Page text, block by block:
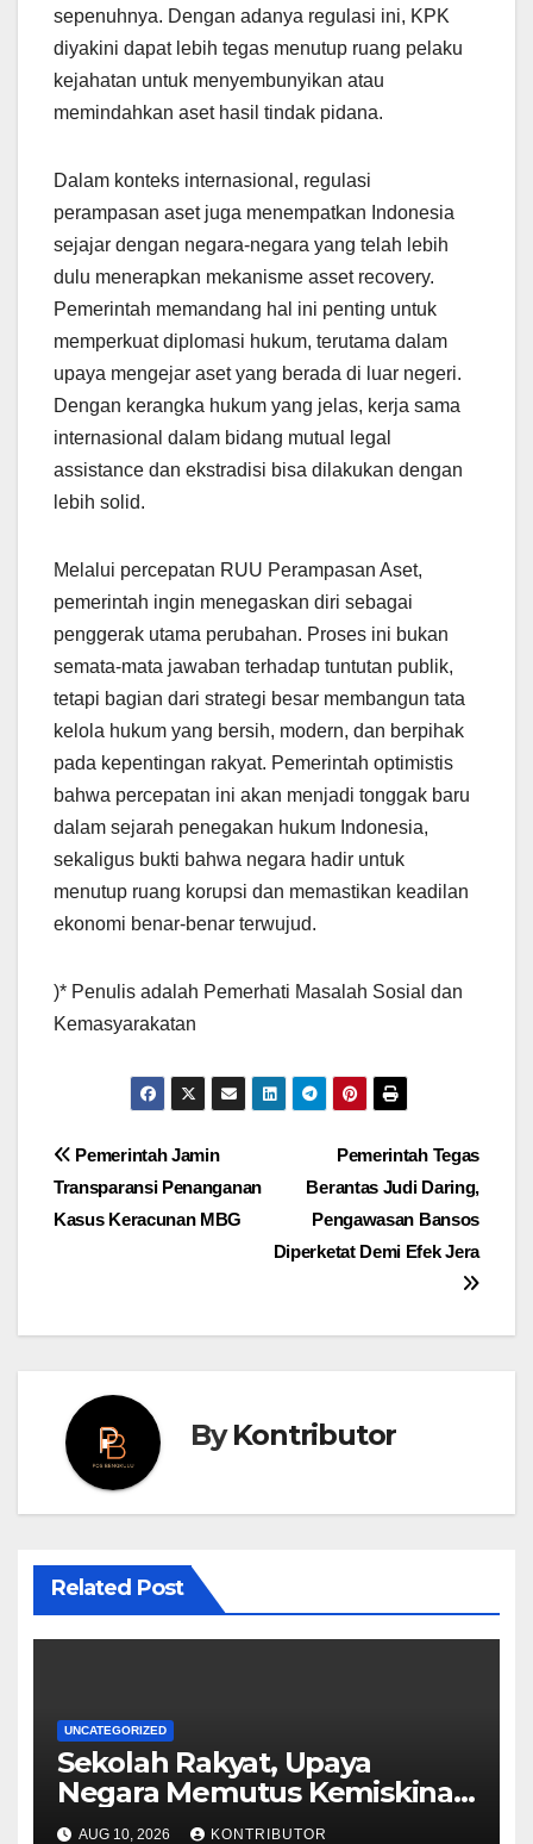
sepenuhnya. Dengan adanya regulasi ini, KPK
diyakini dapat lebih tegas menutup ruang pelaku
kejahatan untuk menyembunyikan atau
memindahkan aset hasil tindak pidana.
Dalam konteks internasional, regulasi
perampasan aset juga menempatkan Indonesia
sejajar dengan negara-negara yang telah lebih
dulu menerapkan mekanisme asset recovery.
Pemerintah memandang hal ini penting untuk
memperkuat diplomasi hukum, terutama dalam
upaya mengejar aset yang berada di luar negeri.
Dengan kerangka hukum yang jelas, kerja sama
internasional dalam bidang mutual legal
assistance dan ekstradisi bisa dilakukan dengan
lebih solid.
Melalui percepatan RUU Perampasan Aset,
pemerintah ingin menegaskan diri sebagai
penggerak utama perubahan. Proses ini bukan
semata-mata jawaban terhadap tuntutan publik,
tetapi bagian dari strategi besar membangun tata
kelola hukum yang bersih, modern, dan berpihak
pada kepentingan rakyat. Pemerintah optimistis
bahwa percepatan ini akan menjadi tonggak baru
dalam sejarah penegakan hukum Indonesia,
sekaligus bukti bahwa negara hadir untuk
menutup ruang korupsi dan memastikan keadilan
ekonomi benar-benar terwujud.
)* Penulis adalah Pemerhati Masalah Sosial dan
Kemasyarakatan
Post
navigation
Pemerintah Tegas
Berantas Judi Daring,
Pengawasan Bansos
Diperketat Demi Efek Jera
Pemerintah Jamin
Transparansi Penanganan
Kasus Keracunan MBG
ByKontributor
Related Post
UNCATEGORIZED
Sekolah Rakyat, Upaya
Negara Memutus Kemiskinan
Antargenerasi
AUG 10, 2026 KONTRIBUTOR